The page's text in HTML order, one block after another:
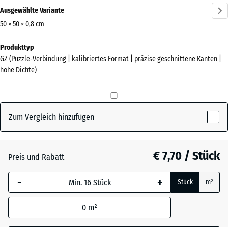
(active)
Informationen
zu
Farben?
Farbpalette
Leicht Rot
Gesprenkelt(active)
Anthrazit - € 1,20
Ausgewählte Variante
50 × 50 × 0,8 cm
Abmessungen
für
den
x
515
Die gewählte, blau
umrandete
Abmessung wird
Produktdaten nicht
Produkttyp
GZ (Puzzle-Verbindung | kalibriertes Format | präzise geschnittene Kanten |
hohe Dichte)
Zum Vergleich hinzufügen
Preis und Rabatt € 7,70 / Stück
- + Stück m²
0 m²